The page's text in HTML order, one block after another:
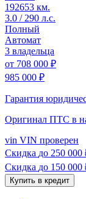
192653 км.
3.0 / 290 л.с.
Полный
Автомат
3 владельца
от 708 000 ₽
985 000 ₽
Гарантия
Оригинал ПТС в
vin VIN проверен
Скидка до 250 000
Скидка до 150 000
Купить в кредит